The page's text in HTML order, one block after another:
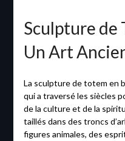
Sculpture de
Un Art
La sculpture de totem en
qui a traversé les siècles
de la culture et de la
taillés dans des troncs
figures animales, des